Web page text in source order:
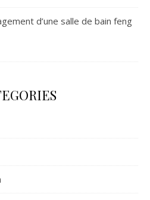
d’une salle de bain feng